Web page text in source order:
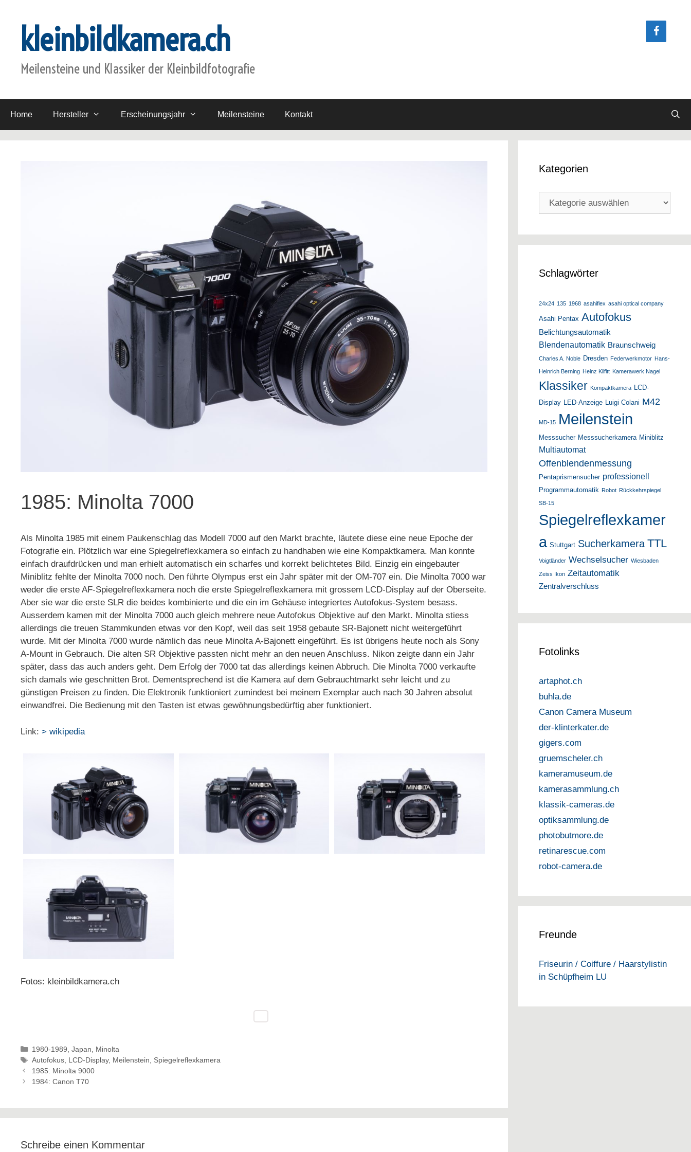
springenkleinbildkamera.ch
Meilensteine und Klassiker der Kleinbildfotografie
Home Hersteller Erscheinungsjahr Meilensteine Kontakt
1985: Minolta 7000
Als Minolta 1985 mit einem Paukenschlag das Modell 7000 auf den Markt brachte, läutete diese eine neue Epoche der
Fotografie ein. Plötzlich war eine Spiegelreflexkamera so einfach zu handhaben wie eine Kompaktkamera. Man konnte
einfach draufdrücken und man erhielt automatisch ein scharfes und korrekt belichtetes Bild. Einzig ein eingebauter
Miniblitz fehlte der Minolta 7000 noch. Den führte Olympus erst ein Jahr später mit der OM-707 ein. Die Minolta 7000 war
weder die erste AF-Spiegelreflexkamera noch die erste Spiegelreflexkamera mit grossem LCD-Display auf der Oberseite.
Aber sie war die erste SLR die beides kombinierte und die ein im Gehäuse integriertes Autofokus-System besass.
Ausserdem kamen mit der Minolta 7000 auch gleich mehrere neue Autofokus Objektive auf den Markt. Minolta stiess
allerdings die treuen Stammkunden etwas vor den Kopf, weil das seit 1958 gebaute SR-Bajonett nicht weitergeführt
wurde. Mit der Minolta 7000 wurde nämlich das neue Minolta A-Bajonett eingeführt. Es ist übrigens heute noch als Sony
A-Mount in Gebrauch. Die alten SR Objektive passten nicht mehr an den neuen Anschluss. Nikon zeigte dann ein Jahr
später, dass das auch anders geht. Dem Erfolg der 7000 tat das allerdings keinen Abbruch. Die Minolta 7000 verkaufte
sich damals wie geschnitten Brot. Dementsprechend ist die Kamera auf dem Gebrauchtmarkt sehr leicht und zu
günstigen Preisen zu finden. Die Elektronik funktioniert zumindest bei meinem Exemplar auch nach 30 Jahren absolut
einwandfrei. Die Bedienung mit den Tasten ist etwas gewöhnungsbedürftig aber funktioniert.
Link: > wikipedia
Fotos: kleinbildkamera.ch
Kategorien
1980-1989 Japan
Minolta
Schlagwörter
Autofokus, LCD-Display, Meilenstein
Spiegelreflexkamera
1985: Minolta 9000
1984: Canon T70
Schreibe einen Kommentar
Kategorien
Kategorien
Schlagwörter
24x24 135 1968 asahiflex asahi optical company
Asahi Pentax Autofokus
Belichtungsautomatik
Blendenautomatik Braunschweig
Charles A. Noble Dresden Federwerkmotor Hans-
Heinrich Berning Heinz Kilfitt Kamerawerk Nagel
Klassiker Kompaktkamera LCD-
Display LED-Anzeige Luigi Colani M42
MD-15 Meilenstein
Messsucher Messsucherkamera Miniblitz
Multiautomat
Offenblendenmessung
Pentaprismensucher professionell
Programmautomatik Robot Rückkehrspiegel
SB-15
Spiegelreflexkamer
a Stuttgart Sucherkamera TTL
Voigtländer Wechselsucher Wiesbaden
Zeiss Ikon Zeitautomatik
Zentralverschluss
Fotolinks
artaphot.ch
buhla.de
Canon Camera Museum
der-klinterkater.de
gigers.com
gruemscheler.ch
kameramuseum.de
kamerasammlung.ch
klassik-cameras.de
optiksammlung.de
photobutmore.de
retinarescue.com
robot-camera.de
Freunde
Friseurin / Coiffure / Haarstylistin
in Schüpfheim LU